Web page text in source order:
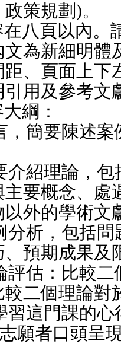
策規劃)。
八頁以內。
為新細明體
距、頁面上下
引用及參考文
綱：
，簡要陳述
介紹理論，
主要概念、
以外的學術文
分析，包括
預期成果及
評估：比較
較二個理論對
習這門課的心
願者口頭呈